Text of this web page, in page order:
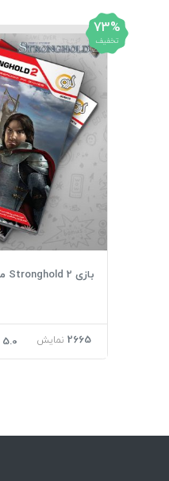
73%
تخفیف
بازی Stronghold 2 مخصوص PC
2665 نمایش 5.0